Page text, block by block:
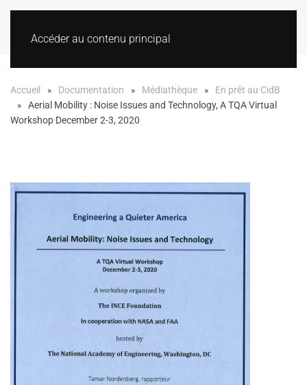
Accéder au contenu principal
Accueil Documentation Médiathèque
En prêt au CidB
Aerial Mobility : Noise Issues and Technology, A TQA Virtual
Workshop December 2-3, 2020